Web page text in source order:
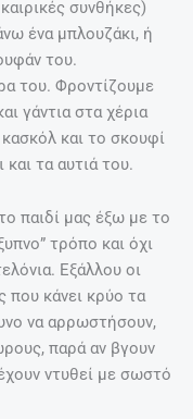
συνθήκες)
ένα μπλουζάκι, ή
του.
του. Φροντίζουμε
γάντια στα χέρια
και το σκουφί
και τα αυτιά του.
παιδί μας έξω με το
τρόπο και όχι
Εξάλλου οι
που κάνει κρύο τα
να αρρωστήσουν,
παρά αν βγουν
ντυθεί με σωστό